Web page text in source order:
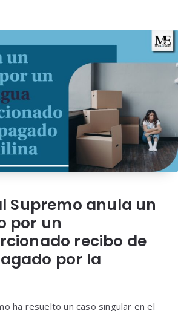
Supremo anula un
por un
recibo de
por la
ha resuelto un caso singular en el